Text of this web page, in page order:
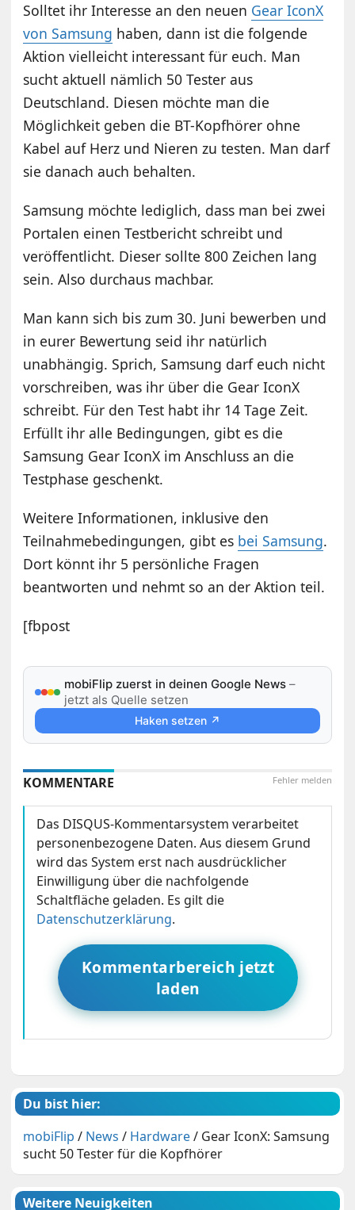
Solltet ihr Interesse an den neuen Gear IconX
von Samsung haben, dann ist die folgende
Aktion vielleicht interessant für euch. Man
sucht aktuell nämlich 50 Tester aus
Deutschland. Diesen möchte man die
Möglichkeit geben die BT-Kopfhörer ohne
Kabel auf Herz und Nieren zu testen. Man darf
sie danach auch behalten.
Samsung möchte lediglich, dass man bei zwei
Portalen einen Testbericht schreibt und
veröffentlicht. Dieser sollte 800 Zeichen lang
sein. Also durchaus machbar.
Man kann sich bis zum 30. Juni bewerben und
in eurer Bewertung seid ihr natürlich
unabhängig. Sprich, Samsung darf euch nicht
vorschreiben, was ihr über die Gear IconX
schreibt. Für den Test habt ihr 14 Tage Zeit.
Erfüllt ihr alle Bedingungen, gibt es die
Samsung Gear IconX im Anschluss an die
Testphase geschenkt.
Weitere Informationen, inklusive den
Teilnahmebedingungen, gibt es bei Samsung.
Dort könnt ihr 5 persönliche Fragen
beantworten und nehmt so an der Aktion teil.
[fbpost
mobiFlip zuerst in deinen Google News –
jetzt als Quelle setzen
Haken setzen ↗
Fehler melden
KOMMENTARE
Das DISQUS-Kommentarsystem verarbeitet
personenbezogene Daten. Aus diesem Grund
wird das System erst nach ausdrücklicher
Einwilligung über die nachfolgende
Schaltfläche geladen. Es gilt die
Datenschutzerklärung.
Kommentarbereich jetzt
laden
Du bist hier:
mobiFlip / News / Hardware/ Gear IconX: Samsung
sucht 50 Tester für die Kopfhörer
Weitere Neuigkeiten